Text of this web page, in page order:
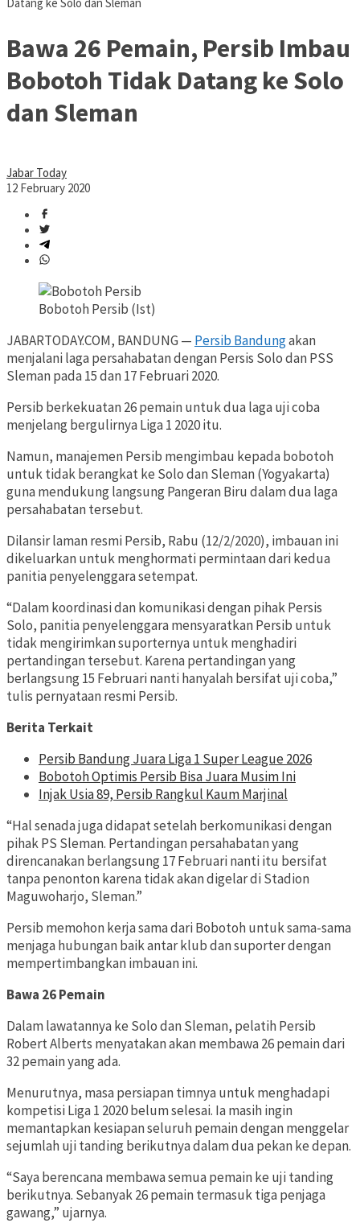
Bawa 26 Pemain, Persib Imbau
Bobotoh Tidak Datang ke Solo
dan Sleman
Jabar Today
12 February 2020
Bobotoh Persib (Ist)
JABARTODAY.COM, BANDUNG — Persib Bandungakan
menjalani laga persahabatan dengan Persis Solo dan PSS
Sleman pada 15 dan 17 Februari 2020.
Persib berkekuatan 26 pemain untuk dua laga uji coba
menjelang bergulirnya Liga 1 2020 itu.
Namun, manajemen Persib mengimbau kepada bobotoh
untuk tidak berangkat ke Solo dan Sleman (Yogyakarta)
guna mendukung langsung Pangeran Biru dalam dua laga
persahabatan tersebut.
Dilansir laman resmi Persib, Rabu (12/2/2020), imbauan ini
dikeluarkan untuk menghormati permintaan dari kedua
panitia penyelenggara setempat.
“Dalam koordinasi dan komunikasi dengan pihak Persis
Solo, panitia penyelenggara mensyaratkan Persib untuk
tidak mengirimkan suporternya untuk menghadiri
pertandingan tersebut. Karena pertandingan yang
berlangsung 15 Februari nanti hanyalah bersifat uji coba,”
tulis pernyataan resmi Persib.
Berita Terkait
Persib Bandung Juara Liga 1 Super League 2026
Bobotoh Optimis Persib Bisa Juara Musim Ini
Injak Usia 89, Persib Rangkul Kaum Marjinal
“Hal senada juga didapat setelah berkomunikasi dengan
pihak PS Sleman. Pertandingan persahabatan yang
direncanakan berlangsung 17 Februari nanti itu bersifat
tanpa penonton karena tidak akan digelar di Stadion
Maguwoharjo, Sleman.”
Persib memohon kerja sama dari Bobotoh untuk sama-sama
menjaga hubungan baik antar klub dan suporter dengan
mempertimbangkan imbauan ini.
Bawa 26 Pemain
Dalam lawatannya ke Solo dan Sleman, pelatih Persib
Robert Alberts menyatakan akan membawa 26 pemain dari
32 pemain yang ada.
Menurutnya, masa persiapan timnya untuk menghadapi
kompetisi Liga 1 2020 belum selesai. Ia masih ingin
memantapkan kesiapan seluruh pemain dengan menggelar
sejumlah uji tanding berikutnya dalam dua pekan ke depan.
“Saya berencana membawa semua pemain ke uji tanding
berikutnya. Sebanyak 26 pemain termasuk tiga penjaga
gawang,” ujarnya.